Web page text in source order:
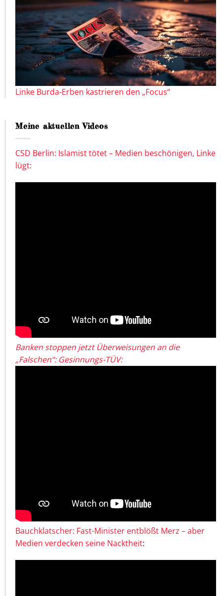
Linke Burda-Erben kastrieren den „Focus“
Meine aktuellen Videos
CSD Berlin: Islamist tötet – Medien beschönigen, Linke
lügt:
Banken stoppen jetzt Überweisungen an die
„Falschen“: Gesinnungs-TÜV:
Bauchklatscher: Fast-Minister entblößt Merz – aber
Medien verdecken seine Nacktheit: